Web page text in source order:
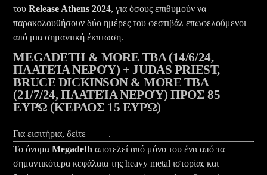
τουRelease Athens 2024, για όσους επιθυμούν να
παρακολουθήσουν δύο ημέρες του φεστιβάλ επωφελούμενοι
από μια σημαντική έκπτωση.
MEGADETH & MORE TBA (14/6/24,
ΠΛΑΤΕΊΑ ΝΕΡΟΎ) + JUDAS PRIEST,
BRUCE DICKINSON & MORE TBA
(21/7/24, ΠΛΑΤΕΊΑ ΝΕΡΟΎ) ΠΡΟΣ 85
ΕΥΡΏ (ΚΈΡΔΟΣ 15 ΕΥΡΏ)
Για εισιτήρια, δείτε
.
Το όνομαMegadeth αποτελεί από μόνο του ένα από τα
σημαντικότερα κεφάλαια της heavy metal ιστορίας και